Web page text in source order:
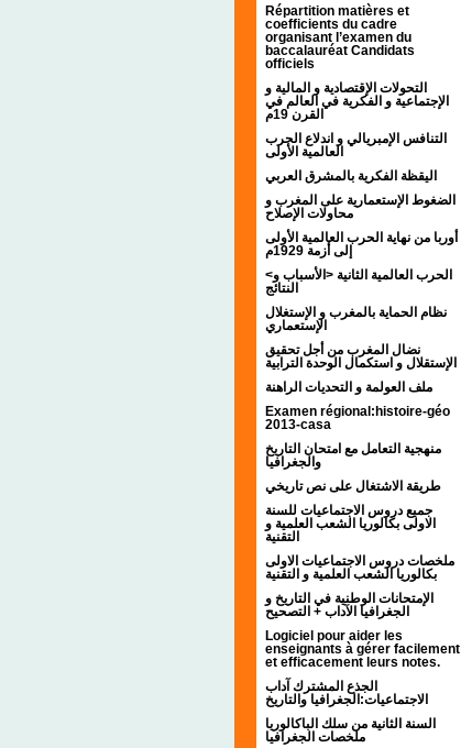
Répartition matières et
coefficients du cadre
organisant l’examen du
baccalauréat Candidats
officiels
التحولات الإقتصادية و المالية و
الإجتماعية و الفكرية في العالم في
القرن 19م
التنافس الإمبريالي و اندلاع الحرب
العالمية الأولى
اليقظة الفكرية بالمشرق العربي
الضغوط الإستعمارية على المغرب و
محاولات الإصلاح
أوربا من نهاية الحرب العالمية الأولى
إلى أزمة 1929م
<الحرب العالمية الثانية <الأسباب و
النتائج
نظام الحماية بالمغرب و الإستغلال
الإستعماري
نضال المغرب من أجل تحقيق
الإستقلال و استكمال الوحدة الترابية
ملف العولمة و التحديات الراهنة
Examen régional:histoire-géo
2013-casa
منهجية التعامل مع امتحان التاريخ
والجغرافيا
طريقة الاشتغال على نص تاريخي
جميع دروس الاجتماعيات للسنة
الاولى بكالوريا الشعب العلمية و
التقنية
ملخصات دروس الاجتماعيات الاولى
بكالوريا الشعب العلمية و التقنية
الإمتحانات الوطنية في التاريخ و
الجغرافيا الآداب + التصحيح
Logiciel pour aider les
enseignants à gérer facilement
et efficacement leurs notes.
الجذع المشترك آداب
الاجتماعيات:الجغرافيا والتاريخ
السنة الثانية من سلك الباكالوريا
ملخصات الجغرافيا